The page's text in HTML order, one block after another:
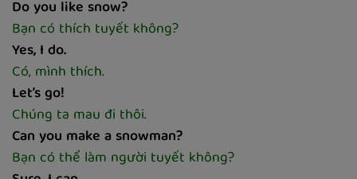
Do you like snow?
Bạn có thích tuyết không?
Yes, I do.
Có, mình thích.
Let’s go!
Chúng ta mau đi thôi.
Can you make a snowman?
Bạn có thể làm người tuyết không?